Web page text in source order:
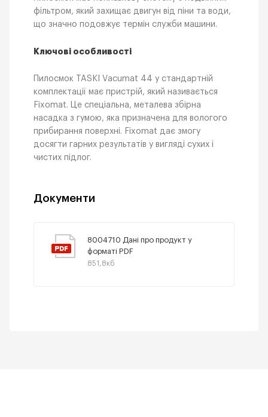
фільтром, який захищає двигун від піни та води,
що значно подовжує термін служби машини.
Ключові особливості
Пилосмок TASKI Vacumat 44 у стандартній
комплектації має пристрій, який називається
Fixomat. Це спеціальна, металева збірна
насадка з гумою, яка призначена для вологого
прибирання поверхні. Fixomat дає змогу
досягти гарних результатів у вигляді сухих і
чистих підлог.
Документи
8004710 Дані про продукт у
форматі PDF
851,8кб